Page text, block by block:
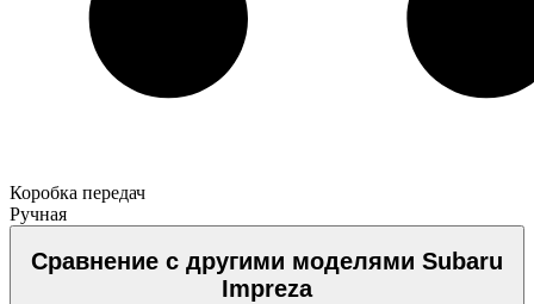
Коробка передач
Ручная
Сравнение с другими моделями Subaru
Impreza